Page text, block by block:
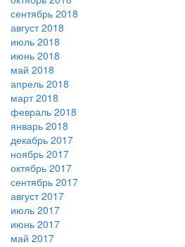
сентябрь 2018
август 2018
июль 2018
июнь 2018
май 2018
апрель 2018
март 2018
февраль 2018
январь 2018
декабрь 2017
ноябрь 2017
октябрь 2017
сентябрь 2017
август 2017
июль 2017
июнь 2017
май 2017